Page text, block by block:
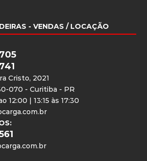
- VENDAS / LOCAÇÃO
Cristo, 2021
070 - Curitiba - PR
12:00 | 13:15 às 17:30